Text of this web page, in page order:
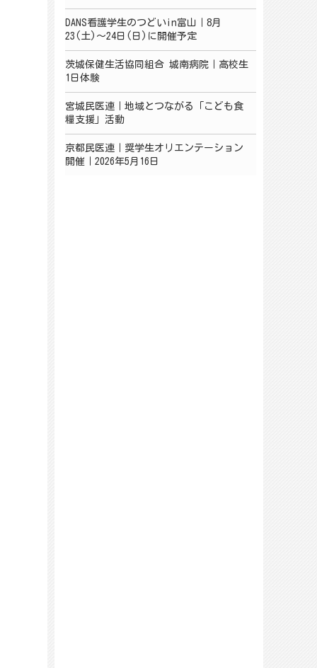
DANS看護学生のつどいin富山｜8月
23(土)～24日(日)に開催予定
茨城保健生活協同組合 城南病院｜高校生
1日体験
宮城民医連｜地域とつながる「こども食
糧支援」活動
京都民医連｜奨学生オリエンテーション
開催｜2026年5月16日